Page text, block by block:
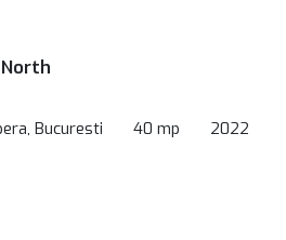
Bucuresti 40 mp 2022